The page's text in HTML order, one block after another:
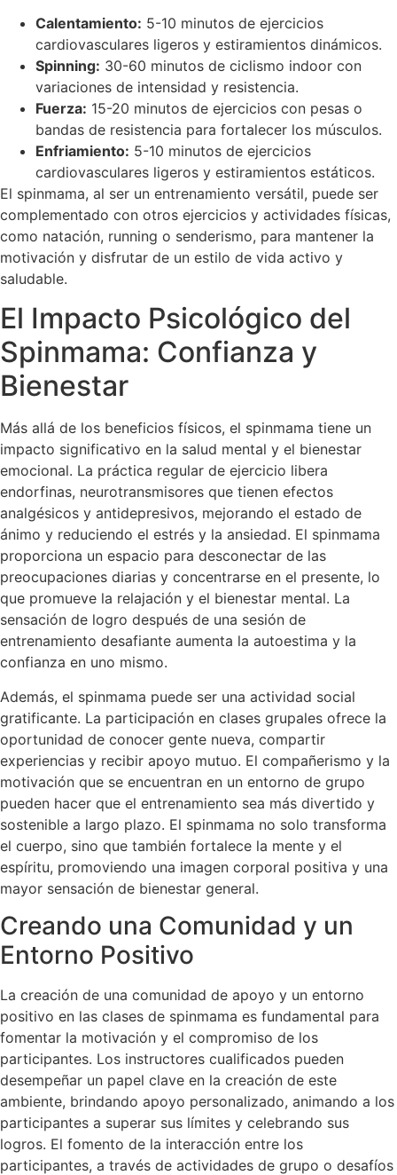
Calentamiento: 5-10 minutos de ejercicios
cardiovasculares ligeros y estiramientos dinámicos.
Spinning: 30-60 minutos de ciclismo indoor con
variaciones de intensidad y resistencia.
Fuerza: 15-20 minutos de ejercicios con pesas o
bandas de resistencia para fortalecer los músculos.
Enfriamiento: 5-10 minutos de ejercicios
cardiovasculares ligeros y estiramientos estáticos.
El spinmama, al ser un entrenamiento versátil, puede ser
complementado con otros ejercicios y actividades físicas,
como natación, running o senderismo, para mantener la
motivación y disfrutar de un estilo de vida activo y
saludable.
El Impacto Psicológico del
Spinmama: Confianza y
Bienestar
Más allá de los beneficios físicos, el spinmama tiene un
impacto significativo en la salud mental y el bienestar
emocional. La práctica regular de ejercicio libera
endorfinas, neurotransmisores que tienen efectos
analgésicos y antidepresivos, mejorando el estado de
ánimo y reduciendo el estrés y la ansiedad. El spinmama
proporciona un espacio para desconectar de las
preocupaciones diarias y concentrarse en el presente, lo
que promueve la relajación y el bienestar mental. La
sensación de logro después de una sesión de
entrenamiento desafiante aumenta la autoestima y la
confianza en uno mismo.
Además, el spinmama puede ser una actividad social
gratificante. La participación en clases grupales ofrece la
oportunidad de conocer gente nueva, compartir
experiencias y recibir apoyo mutuo. El compañerismo y la
motivación que se encuentran en un entorno de grupo
pueden hacer que el entrenamiento sea más divertido y
sostenible a largo plazo. El spinmama no solo transforma
el cuerpo, sino que también fortalece la mente y el
espíritu, promoviendo una imagen corporal positiva y una
mayor sensación de bienestar general.
Creando una Comunidad y un
Entorno Positivo
La creación de una comunidad de apoyo y un entorno
positivo en las clases de spinmama es fundamental para
fomentar la motivación y el compromiso de los
participantes. Los instructores cualificados pueden
desempeñar un papel clave en la creación de este
ambiente, brindando apoyo personalizado, animando a los
participantes a superar sus límites y celebrando sus
logros. El fomento de la interacción entre los
participantes, a través de actividades de grupo o desafíos